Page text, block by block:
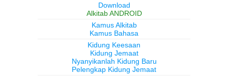
Download
Alkitab ANDROID
Kamus Alkitab
Kamus Bahasa
Kidung Keesaan
Kidung Jemaat
Nyanyikanlah Kidung Baru
Pelengkap Kidung Jemaat